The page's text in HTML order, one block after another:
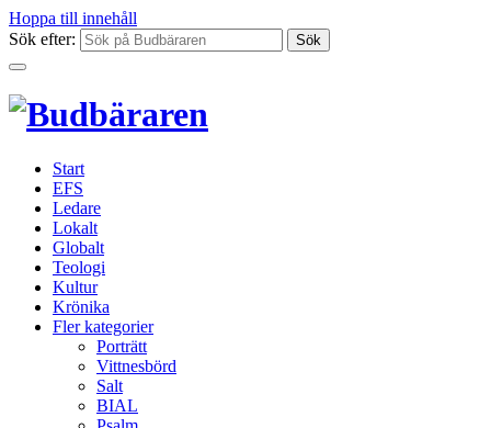
Hoppa till innehåll
Sök efter:
Start
EFS
Ledare
Lokalt
Globalt
Teologi
Kultur
Krönika
Fler kategorier
Porträtt
Vittnesbörd
Salt
BIAL